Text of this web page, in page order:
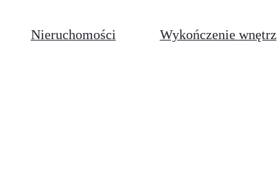
Nieruchomości Wykończenie wnętrz